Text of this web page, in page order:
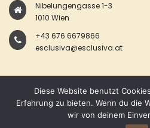
Nibelungengasse 1-3
1010 Wien
+43 676 6679866
esclusiva@esclusiva.at
COPYRIGHT ©
Diese Website benutzt
Erfahrung zu bieten. Wenn du die
wir von deinem